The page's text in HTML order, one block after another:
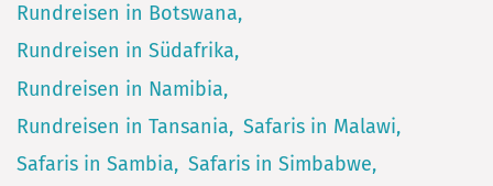
Rundreisen in Botswana
Rundreisen in Südafrika
Rundreisen in Namibia
Rundreisen in Tansania
Safaris in Malawi
Safaris in Sambia
Safaris in Simbabwe